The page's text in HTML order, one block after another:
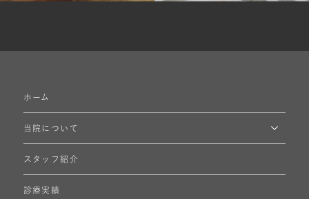
ホーム
当院について
スタッフ紹介
診療実績